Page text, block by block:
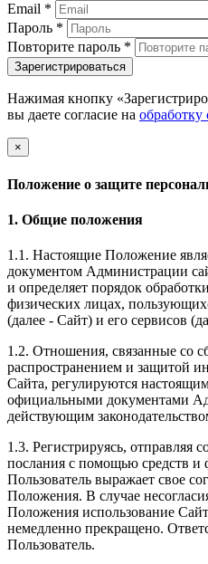
Email *
Пароль *
Повторите пароль *
Зарегистрироваться
Нажимая кнопку
вы даете согласие на
×
Положение о защите
1. Общие положения
1.1. Настоящие Положение
документом Администрации
и определяет порядок
физических лицах,
(далее - Сайт) и его сервисов
1.2. Отношения, связанные со
распространением и защитой
Сайта, регулируются
официальными документами
действующим
1.3. Регистрируясь, отправляя
послания с помощью средств и
Пользователь выражает свое
Положения. В случае
Положения использование
немедленно прекращено.
Пользователь.